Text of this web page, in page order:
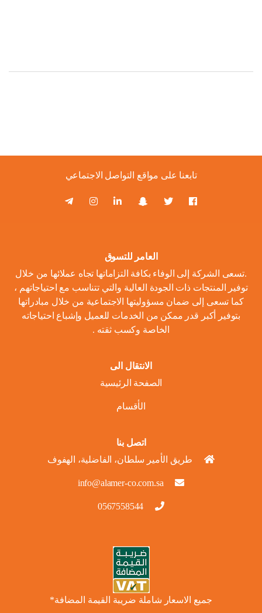
تابعنا على مواقع التواصل الاجتماعي
العامر للتسوق
.تسعى الشركة إلى الوفاء بكافة التزاماتها تجاه عملائها من خلال
توفير المنتجات ذات الجودة العالية والتي تتناسب مع احتياجاتهم ،
كما تسعى إلى ضمان مسؤوليتها الاجتماعية من خلال مبادراتها
بتوفير أكبر قدر ممكن من الخدمات للعميل وإشباع احتياجاته
الخاصة وكسب ثقته .
الانتقال الى
الصفحة الرئيسية
الأقسام
اتصل بنا
طريق الأمير سلطان، الفاضلية، الهفوف
info@alamer-co.com.sa
0567558544
جميع الاسعار شاملة ضريبة القيمة المضافة*